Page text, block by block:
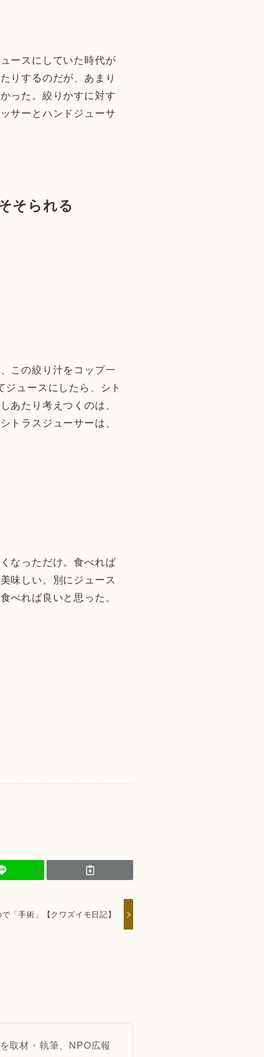
ースにしていた時代が
りするのだが、あまり
った。絞りかすに対す
サーとハンドジューサ
そられる
この絞り汁をコップ一
ュースにしたら、シト
あたり考えつくのは、
トラスジューサーは、
なっただけ。食べれば
味しい。別にジュース
べれば良いと思った。
「手術」【クワズイモ日記】
取材・執筆、NPO広報